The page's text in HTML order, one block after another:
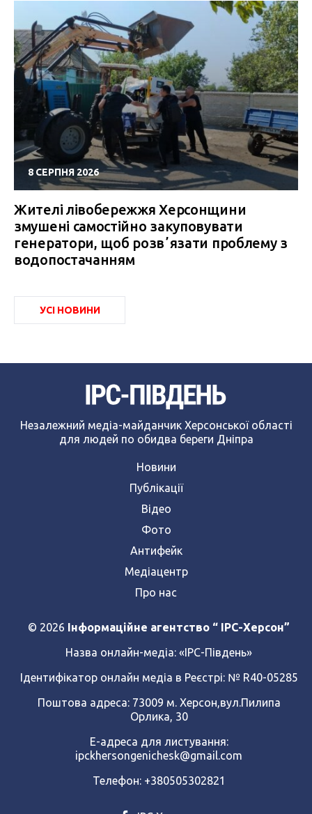
8 СЕРПНЯ 2026
Жителі лівобережжя Херсонщини
змушені самостійно закуповувати
генератори, щоб розвʼязати проблему з
водопостачанням
УСІ НОВИНИ
Незалежний медіа-майданчик Херсонської області
для людей по обидва береги Дніпра
Новини
Публікації
Відео
Фото
Антифейк
Медіацентр
Про нас
© 2026 Інформаційне агентство “ IPC-Херсон”
Назва онлайн-медіа: «ІРС-Південь»
Ідентифікатор онлайн медіа в Реєстрі: № R40-05285
Поштова адреса: 73009 м. Херсон,вул.Пилипа
Орлика, 30
Е-адреса для листування:
ipckhersongenichesk@gmail.com
Телефон: +380505302821